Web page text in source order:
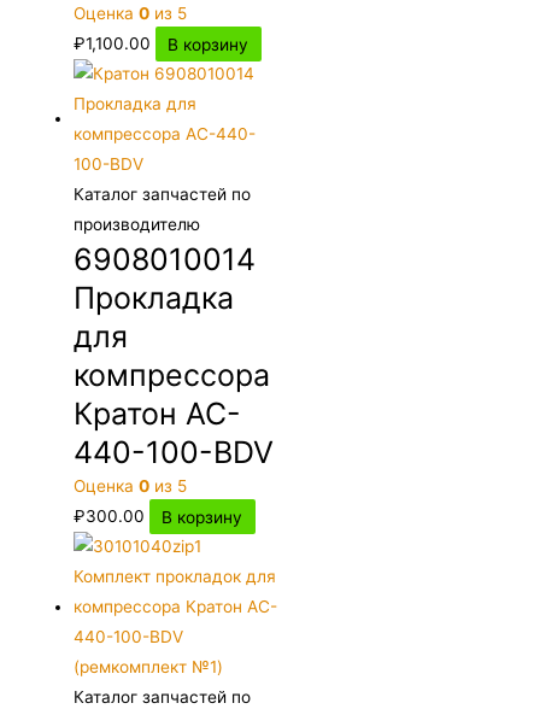
Оценка0 из 5
₽1,100.00 В корзину
Каталог запчастей по
производителю
6908010014
Прокладка
для
компрессора
Кратон AC-
440-100-BDV
Оценка0 из 5
₽300.00 В корзину
Каталог запчастей по